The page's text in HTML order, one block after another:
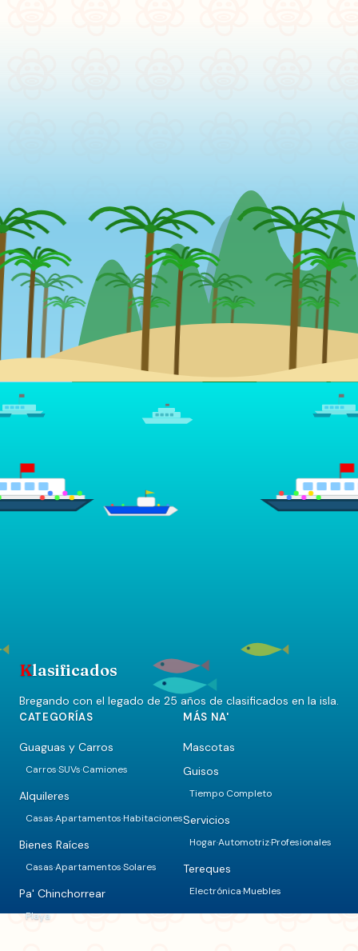
Klasificados
Bregando con el legado de 25 años de clasificados en la isla.
CATEGORÍAS
Guaguas y Carros
Carros·SUVs·Camiones
Alquileres
Casas·Apartamentos·Habitaciones
Bienes Raíces
Casas·Apartamentos·Solares
Pa' Chinchorrear
Playa
MÁS NA'
Mascotas
Guisos
Tiempo Completo
Servicios
Hogar·Automotriz·Profesionales
Tereques
Electrónica·Muebles